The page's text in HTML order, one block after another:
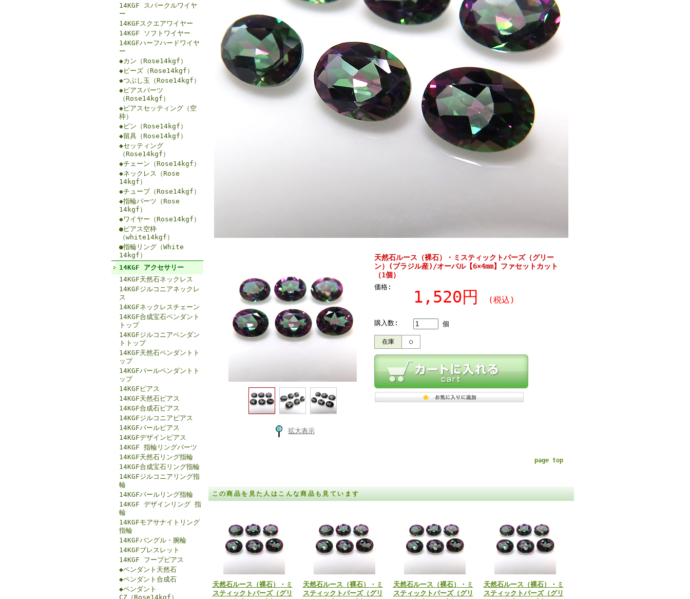
14KGF スパークルワイヤ
ー
14KGFスクエアワイヤー
14KGF ソフトワイヤー
14KGFハーフハードワイヤ
ー
◆カン（Rose14kgf）
◆ビーズ（Rose14kgf）
◆つぶし玉（Rose14kgf）
◆ピアスパーツ
（Rose14kgf）
◆ピアスセッティング（空
枠）
◆ピン（Rose14kgf）
◆留具（Rose14kgf）
◆セッティング
（Rose14kgf）
◆チェーン（Rose14kgf）
◆ネックレス（Rose
14kgf）
◆チューブ（Rose14kgf）
◆指輪パーツ（Rose
14kgf）
◆ワイヤー（Rose14kgf）
●ピアス空枠
（white14kgf）
●指輪リング（White
14kgf）
14KGF アクセサリー
14KGF天然石ネックレス
14KGFジルコニアネックレ
ス
14KGFネックレスチェーン
14KGF合成宝石ペンダント
トップ
14KGFジルコニアペンダン
トトップ
14KGF天然石ペンダントト
ップ
14KGFパールペンダントト
ップ
14KGFピアス
14KGF天然石ピアス
14KGF合成石ピアス
14KGFジルコニアピアス
14KGFパールピアス
14KGFデザインピアス
14KGF 指輪リングパーツ
14KGF天然石リング指輪
14KGF合成宝石リング指輪
14KGFジルコニアリング指
輪
14KGFパールリング指輪
14KGF デザインリング 指
輪
14KGFモアサナイトリング
指輪
14KGFバングル・腕輪
14KGFブレスレット
14KGF フープピアス
◆ペンダント天然石
◆ペンダント合成石
◆ペンダント
CZ（Rose14kgf）
拡大表示
天然石ルース（裸石）・ミスティックトパーズ（グリー
ン）(ブラジル産)/オーバル【6×4mm】ファセットカット
（1個）
価格:
1,520円 (税込)
購入数: 個
在庫 ○
page top
この商品を見た人はこんな商品も見ています
天然石ルース（裸石）・ミ
スティックトパーズ（グリ
天然石ルース（裸石）・ミ
スティックトパーズ（グリ
天然石ルース（裸石）・ミ
スティックトパーズ（グリ
天然石ルース（裸石）・ミ
スティックトパーズ（グリ